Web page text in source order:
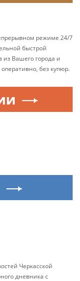
режиме 24/7
быстрой
Вашего города и
без купюр.
Черкасской
дневника с